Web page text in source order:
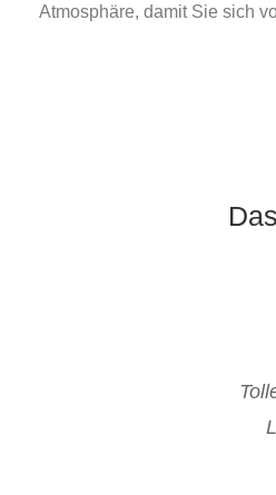
Atmosphäre, damit Sie sich